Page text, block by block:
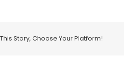
Story, Choose Your Platform!